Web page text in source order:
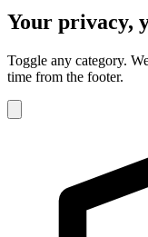
Your privacy,
Toggle any category.
time from the footer.